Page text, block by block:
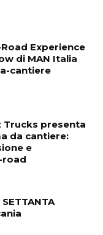
Road Experience
di MAN Italia
cantiere
Trucks presenta
da cantiere:
e